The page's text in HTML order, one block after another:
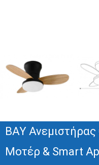
BAY
Μοτέρ & Smart